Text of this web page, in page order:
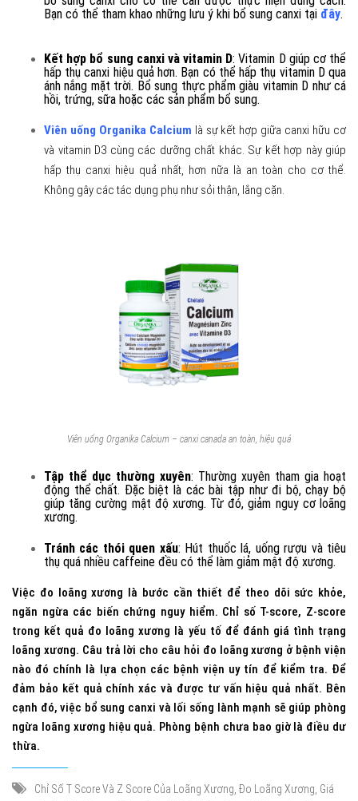
Bạn có thể tham khao những lưu ý khi bổ sung canxi tại đây.
Kết hợp bổ sung canxi và vitamin D: Vitamin D giúp cơ thể
hấp thụ canxi hiệu quả hơn. Bạn có thể hấp thụ vitamin D qua
ánh nắng mặt trời. Bổ sung thực phẩm giàu vitamin D như cá
hồi, trứng, sữa hoặc các sản phẩm bổ sung.
Viên uống Organika Calcium là sự kết hợp giữa canxi hữu cơ
và vitamin D3 cùng các dưỡng chất khác. Sự kết hợp này giúp
hấp thụ canxi hiệu quả nhất, hơn nữa là an toàn cho cơ thể.
Không gây các tác dụng phụ như sỏi thận, lắng cặn.
Viên uống Organika Calcium – canxi canada an toàn, hiệu quả
Tập thể dục thường xuyên: Thường xuyên tham gia hoạt
động thể chất. Đặc biệt là các bài tập như đi bộ, chạy bộ
giúp tăng cường mật độ xương. Từ đó, giảm nguy cơ loãng
xương.
Tránh các thói quen xấu: Hút thuốc lá, uống rượu và tiêu
thụ quá nhiều caffeine đều có thể làm giảm mật độ xương.
Việc đo loãng xương là bước cần thiết để theo dõi sức khỏe,
ngăn ngừa các biến chứng nguy hiểm. Chỉ số T-score, Z-score
trong kết quả đo loãng xương là yếu tố để đánh giá tình trạng
loãng xương. Câu trả lời cho câu hỏi đo loãng xương ở bệnh viện
nào đó chính là lựa chọn các bệnh viện uy tín để kiểm tra. Để
đảm bảo kết quả chính xác và được tư vấn hiệu quả nhất. Bên
cạnh đó, việc bổ sung canxi và lối sống lành mạnh sẽ giúp phòng
ngừa loãng xương hiệu quả. Phòng bệnh chưa bao giờ là điều dư
thừa.
Chỉ Số T Score Và Z Score Của Loãng Xương, Đo Loãng Xương, Giá